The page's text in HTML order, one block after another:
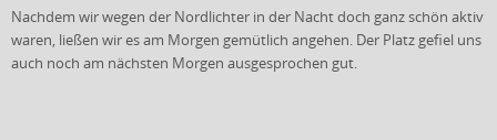
Nachdem wir wegen der Nordlichter in der Nacht doch ganz schön aktiv
waren, ließen wir es am Morgen gemütlich angehen. Der Platz gefiel uns
auch noch am nächsten Morgen ausgesprochen gut.